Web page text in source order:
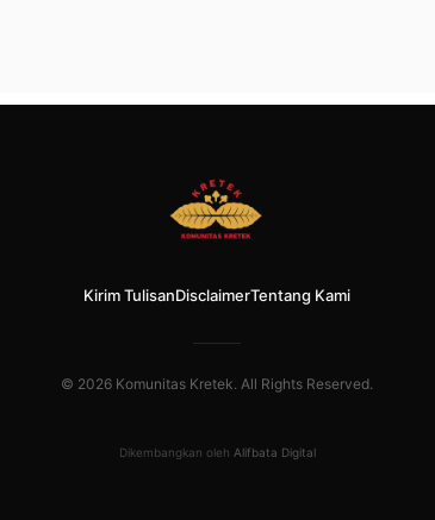
Kirim TulisanDisclaimerTentang Kami
© 2026 Komunitas Kretek. All Rights Reserved.
Dikembangkan oleh Alifbata Digital